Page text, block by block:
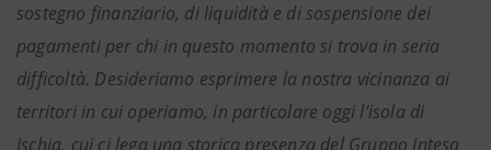
sostegno finanziario, di liquidità e di sospensione dei
pagamenti per chi in questo momento si trova in seria
difficoltà. Desideriamo esprimere la nostra vicinanza ai
territori in cui operiamo, in particolare oggi l’isola di
Ischia, cui ci lega una storica presenza del Gruppo Intesa